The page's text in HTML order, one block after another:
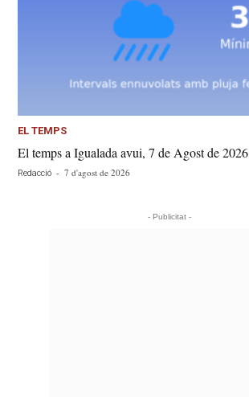
EL TEMPS
El temps a Igualada avui, 7 de Agost de 2026
Redacció - 7 d'agost de 2026
- Publicitat -